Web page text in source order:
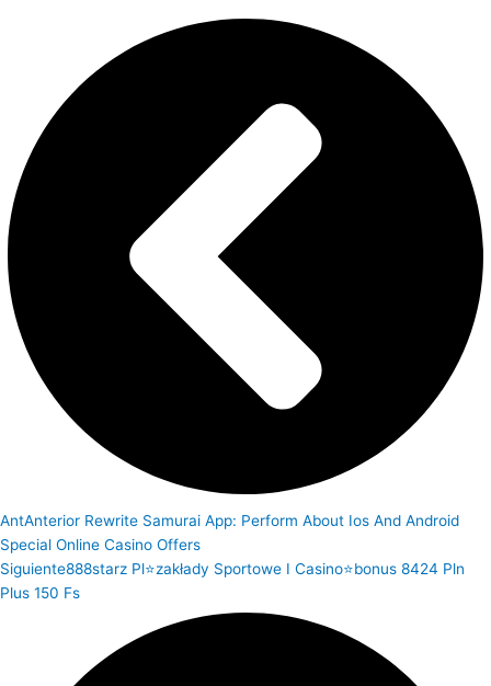
AntAnterior Rewrite Samurai App: Perform About Ios And Android
Special Online Casino Offers
Siguiente888starz Pl⭐️zakłady Sportowe I Casino⭐️bonus 8424 Pln
Plus 150 Fs